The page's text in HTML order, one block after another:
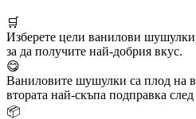
🛒
Изберете цели ванилови
за да получите най-добрия вкус.
😋
Ваниловите шушулки са плод на
втората най-скъпа подправка
📦